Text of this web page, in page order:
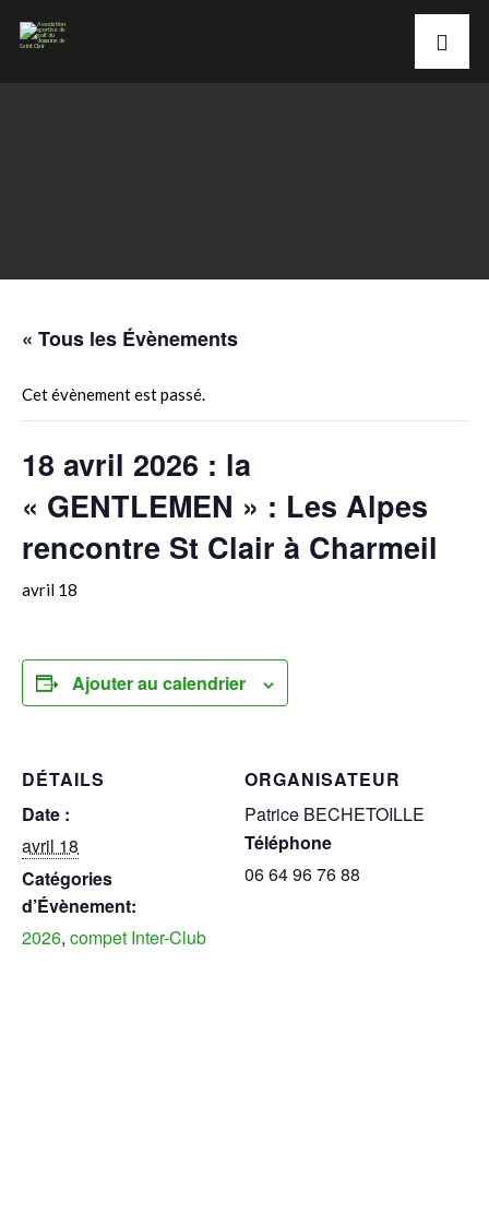
« Tous les Évènements
Cet évènement est passé.
18 avril 2026 : la
« GENTLEMEN » : Les Alpes
rencontre St Clair à Charmeil
avril 18
Ajouter au calendrier
DÉTAILS
Date :
avril 18
Catégories
d’Évènement:
2026, compet Inter-Club
ORGANISATEUR
Patrice BECHETOILLE
Téléphone
06 64 96 76 88